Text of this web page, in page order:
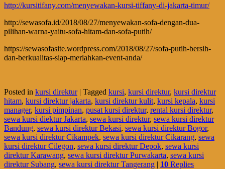
http://kursitifany.com/menyewakan-kursi-tiffany-di-jakarta-timur/
http://sewasofa.id/2018/08/27/menyewakan-sofa-dengan-dua-
pilihan-warna-yaitu-sofa-hitam-dan-sofa-putih/
https://sewasofasite.wordpress.com/2018/08/27/sofa-putih-bersih-
dan-berkualitas-siap-meriahkan-event-anda/
Posted in kursi direktur | Tagged kursi, kursi direktur, kursi direktur
hitam, kursi direktur jakarta, kursi direktur kulit, kursi kepala, kursi
manager, kursi pimpinan, pusat kursi direktur, rental kursi direktur,
sewa kursi diektur Jakarta, sewa kursi direktur, sewa kursi direktur
Bandung, sewa kursi direktur Bekasi, sewa kursi direktur Bogor,
sewa kursi direktur Cikampek, sewa kursi direktur Cikarang, sewa
kursi direktur Cilegon, sewa kursi direktur Depok, sewa kursi
direktur Karawang, sewa kursi direktur Purwakarta, sewa kursi
direktur Subang, sewa kursi direktur Tangerang | 10 Replies